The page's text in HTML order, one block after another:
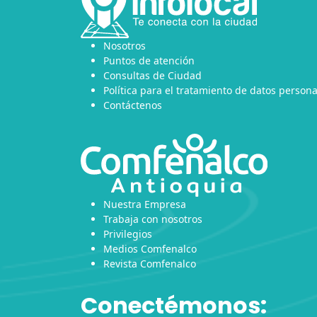
Nosotros
Puntos de atención
Consultas de Ciudad
Política para el tratamiento de datos
Contáctenos
Nuestra Empresa
Trabaja con nosotros
Privilegios
Medios Comfenalco
Revista Comfenalco
Conectémonos: